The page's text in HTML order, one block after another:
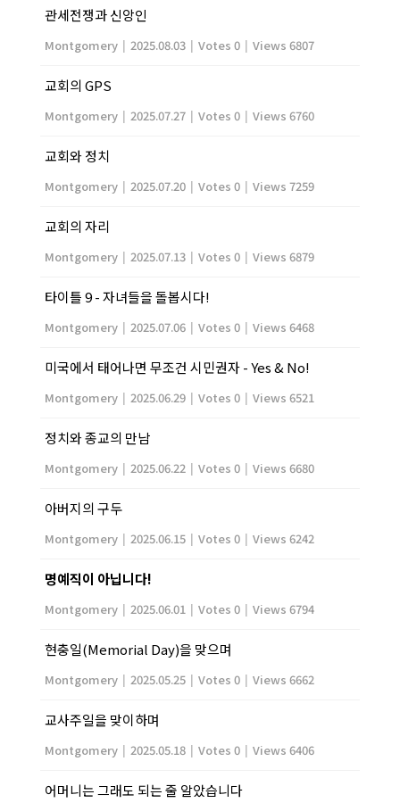
관세전쟁과 신앙인
Montgomery | 2025.08.03 | Votes 0 | Views 6807
교회의 GPS
Montgomery | 2025.07.27 | Votes 0 | Views 6760
교회와 정치
Montgomery | 2025.07.20 | Votes 0 | Views 7259
교회의 자리
Montgomery | 2025.07.13 | Votes 0 | Views 6879
타이틀 9 - 자녀들을 돌봅시다!
Montgomery | 2025.07.06 | Votes 0 | Views 6468
미국에서 태어나면 무조건 시민권자 - Yes & No!
Montgomery | 2025.06.29 | Votes 0 | Views 6521
정치와 종교의 만남
Montgomery | 2025.06.22 | Votes 0 | Views 6680
아버지의 구두
Montgomery | 2025.06.15 | Votes 0 | Views 6242
명예직이 아닙니다!
Montgomery | 2025.06.01 | Votes 0 | Views 6794
현충일(Memorial Day)을 맞으며
Montgomery | 2025.05.25 | Votes 0 | Views 6662
교사주일을 맞이하며
Montgomery | 2025.05.18 | Votes 0 | Views 6406
어머니는 그래도 되는 줄 알았습니다